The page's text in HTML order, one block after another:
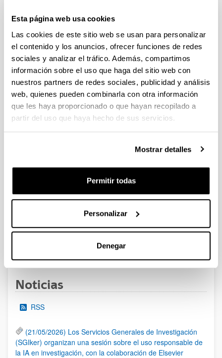
Esta página web usa cookies
Las cookies de este sitio web se usan para personalizar
el contenido y los anuncios, ofrecer funciones de redes
sociales y analizar el tráfico. Además, compartimos
información sobre el uso que haga del sitio web con
nuestros partners de redes sociales, publicidad y análisis
web, quienes pueden combinarla con otra información
que les haya proporcionado o que hayan recopilado a
partir del uso que haya hecho de sus servicios.
Mostrar detalles
Permitir todas
Personalizar
Denegar
FUNDACION LA CAIXA JUNIOR LEADER RETAINING
PROGRAMME 2027
Trámite abierto
CONVOCATORIA PARA LA CONTRATACIÓN DE
PERSONAL INVESTIGADOR DOCTOR EN LA UPV/EHU
(2026)
Trámite abierto (Plazo de presentación de solicitudes: 03/06/2026 -
25/06/2026 23:59)
16/07/2026: Listado provisional de solicitudes admitidas y
PERSONAL INVESTIGADOR EN FORMACIÓN EN LA EHU
FINANCIADO CON RECURSOS PROPIOS DE UN
PáginaPáginaPágina
3 ...Páginas intermedias Use TAB
Noticias
RSS
(21/05/2026) Los Servicios Generales de Investigación
(SGIker) organizan una sesión sobre el uso responsable de
la IA en investigación, con la colaboración de Elsevier